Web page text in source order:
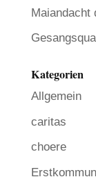
Maiandacht
Kategorien
Allgemein
caritas
choere